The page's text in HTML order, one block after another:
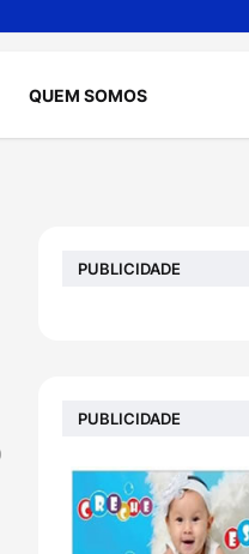
QUEM SOMOS
PUBLICIDADE
PUBLICIDADE